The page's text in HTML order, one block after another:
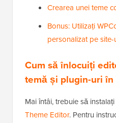
Crearea unei teme
Bonus: Utilizați
personalizat pe site-
Cum să înlocuiți
temă și plugin-uri în
Mai întâi, trebuie să
Theme Editor. Pentru